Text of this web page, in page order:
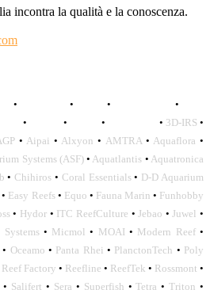
incontra la qualità e la conoscenza.
• • • •
• • • • 3D-IRS •
• Aipai • Alxyon • AMTRA• Aquaflora •
Systems (ASF)• Aquatlantis • Aquatronica
• Chihiros • Coral Essentials• D-D Aquarium
• Easy Reefs• Equo • Fauna Marin • Funhobby
• Hydor • ITC ReefCulture •Jebao •Juwel •
Systems• Micmol • MOAI • Modern Reef•
• Oceamo • Panta Rhei • PlanctonTech • Poly
Reef Factory • Reefline • ReefTek • Rossmont •
• Salifert • Sera • Superfish •Tetra •Triton •